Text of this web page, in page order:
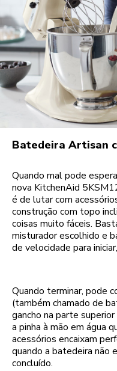
Batedeira Artisan
Quando mal pode
nova KitchenAid
é de lutar com
construção com topo
coisas muito fáceis.
misturador escolhido e
de velocidade para
Quando terminar, pode
(também chamado de
gancho na parte
a pinha à mão em água
acessórios encaixam
quando a batedeira não
concluído.